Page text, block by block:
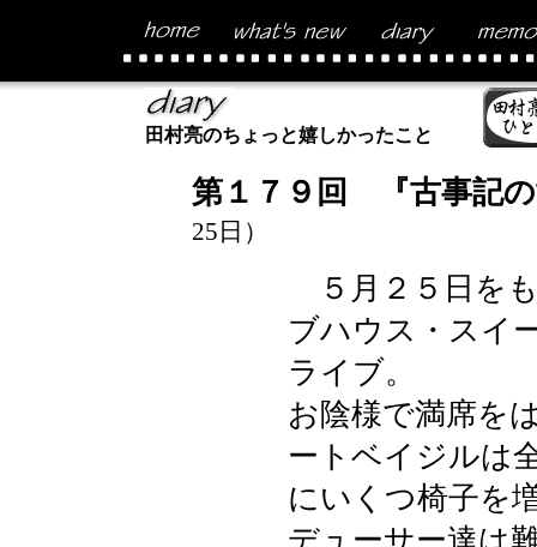
田村亮のちょっと嬉しかったこと
第１７９回 『古事記
25日）
５月２５日を
ブハウス・スイ
ライブ。
お陰様で満席を
ートベイジルは
にいくつ椅子を